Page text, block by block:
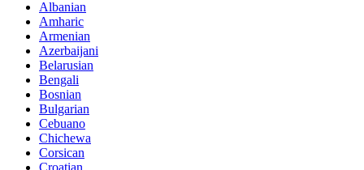
Albanian
Amharic
Armenian
Azerbaijani
Belarusian
Bengali
Bosnian
Bulgarian
Cebuano
Chichewa
Corsican
Croatian